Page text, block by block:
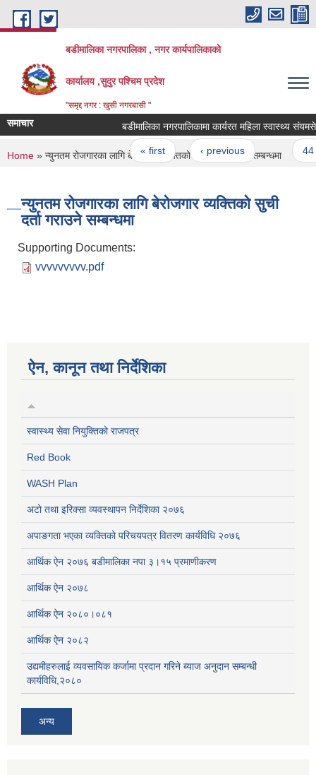
Skip to main content
बडीमालिका नगरपालिका , नगर कार्यपालिकाको
कार्यालय ,सुदुर पश्चिम प्रदेश
"समृद्द नगर : खुसी नगरबासी "
समाचार बडीमालिका नगरपालिकामा कार्यरत महिला स्वास्थ्य
Pages
« first ‹ previous …
You are here
Home » न्युनतम रोजगारका लागि बेरोजगार व्यक्तिको सुची दर्ता गराउने सम्बन्धमा
न्युनतम रोजगारका लागि बेरोजगार व्यक्तिको सुची
दर्ता गराउने सम्बन्धमा
Supporting Documents:
vvvvvvvvv.pdf
ऐन, कानून तथा निर्देशिका
स्वास्थ्य सेवा नियुक्तिको राजपत्र
Red Book
WASH Plan
अटो तथा इरिक्सा व्यवस्थापन निर्देशिका २०७६
अपाङगता भएका व्यक्तिको परिचयपत्र वितरण कार्यविधि २०७६
आर्थिक ऐन २०७६ बडीमालिका नपा ३।१५ प्रमाणीकरण
आर्थिक ऐन २०७८
आर्थिक ऐन २०८०।०८१
आर्थिक ऐन २०८२
उद्यमीहरुलाई व्यवसायिक कर्जामा प्रदान गरिने ब्याज अनुदान सम्बन्धी
कार्यविधि,२०८०
अन्य